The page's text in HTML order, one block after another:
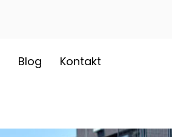
Blog Kontakt